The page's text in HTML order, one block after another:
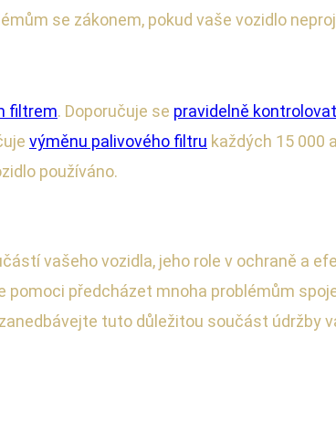
se zákonem, pokud vaše vozidlo
filtrem. Doporučuje se pravidelně kontrolovat
výměnu palivového filtru každých 15 000
používáno.
vašeho vozidla, jeho role v ochraně a
předcházet mnoha problémům
tuto důležitou součást údržby